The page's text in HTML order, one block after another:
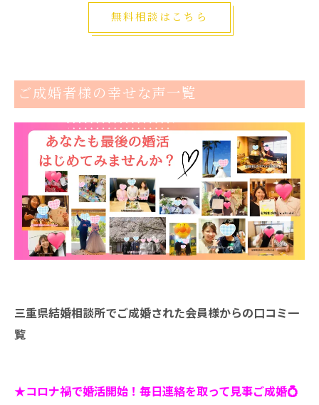
無料相談はこちら
ご成婚者様の幸せな声一覧
三重県結婚相談所でご成婚された会員様からの口コミ一
覧
★コロナ禍で婚活開始！毎日連絡を取って見事ご成婚💍